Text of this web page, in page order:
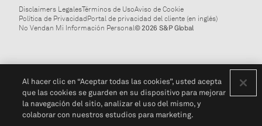
Disclaimers LegalesTérminos de UsoAviso de Cookie
Política de PrivacidadPortal de privacidad del cliente (en inglés)
No Vendan Mi Información Personal© 2026 S&P Global
Al hacer clic en “Aceptar todas las cookies”, usted acepta
que las cookies se guarden en su dispositivo para mejorar
la navegación del sitio, analizar el uso del mismo, y
colaborar con nuestros estudios para marketing.